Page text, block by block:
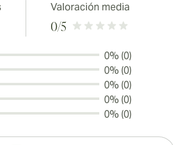
Valoración media
0/5
0% (0)
0% (0)
0% (0)
0% (0)
0% (0)